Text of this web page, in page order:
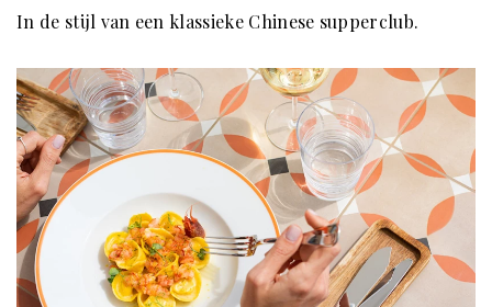
In de stijl van een klassieke Chinese supperclub.